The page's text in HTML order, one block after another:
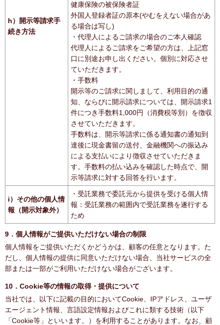
h）開示等請求手
続き方法
健康保険の被保険者証
外国人登録者証の原本(やむをえない場合があ
る場合は写し)
・代理人によるご請求の場合のご本人確認
代理人によるご請求をご希望の方は、上記窓
口に別途お申し出ください。個別に対応させ
ていただきます。
・手数料
開示等のご請求に関しまして、利用目的の通
知、ならびに開示請求については、開示請求1
件につき手数料1,000円（消費税等別）を徴収
させていただきます。
手数料は、開示等請求に係る通知書の通知到
達後に現金書留の送付、金融機関への振込み
による支払いにより徴収させていただきま
す。手数料の払い込みを確認した時点で、開
示等請求に対する回答を行います。
i）その他の個人情
報（開示対象外）
・受託業務で委託元から提供を受ける個人情
報：受託業務の範囲内で受託業務を遂行する
ため
9．個人情報がご提供いただけない場合の制限
個人情報をご提供いただくかどうかは、顧客の任意となります。た
だし、個人情報の提供に同意いただけない場合、当社サービスの全
部または一部がご利用いただけない場合がございます。
10．Cookie等の情報の取得・提供について
当社では、以下に記載の目的においてCookie、IPアドレス、ユーザ
エージェント情報、言語設定情報およびこれに類する技術（以下
「Cookie等」といいます。）を利用することがあります。なお、顧